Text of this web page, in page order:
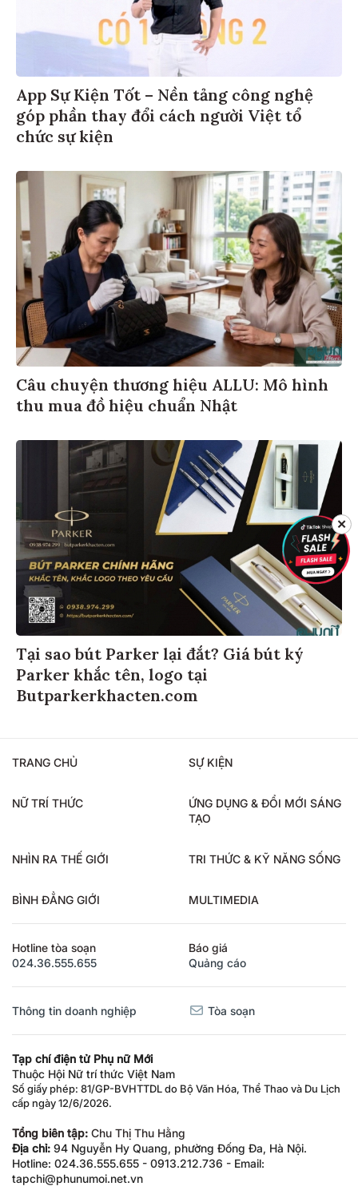
App Sự Kiện Tốt – Nền tảng công nghệ
góp phần thay đổi cách người Việt tổ
chức sự kiện
Câu chuyện thương hiệu ALLU: Mô hình
thu mua đồ hiệu chuẩn Nhật
Tại sao bút Parker lại đắt? Giá bút ký
Parker khắc tên, logo tại
Butparkerkhacten.com
TRANG CHỦ SỰ KIỆN
NỮ TRÍ THỨC
ỨNG DỤNG & ĐỔI MỚI SÁNG
TẠO
NHÌN RA THẾ GIỚI TRI THỨC & KỸ NĂNG SỐNG
BÌNH ĐẲNG GIỚI MULTIMEDIA
Hotline tòa soạn
024.36.555.655
Báo giá
Quảng cáo
Thông tin doanh nghiệp Tòa soạn
Tạp chí điện tử Phụ nữ Mới
Thuộc Hội Nữ trí thức Việt Nam
Số giấy phép: 81/GP-BVHTTDL do Bộ Văn Hóa, Thể Thao và Du Lịch
cấp ngày 12/6/2026.
Tổng biên tập: Chu Thị Thu Hằng
Địa chỉ: 94 Nguyễn Hy Quang, phường Đống Đa, Hà Nội.
Hotline: 024.36.555.655 - 0913.212.736 - Email:
tapchi@phunumoi.net.vn
✕